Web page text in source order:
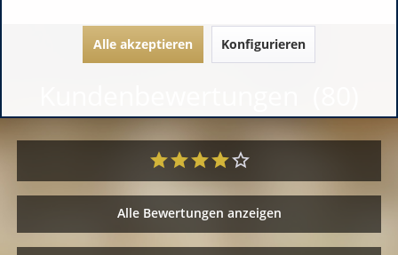
Alle Bewertungen anzeigen
Alle akzeptieren Konfigurieren